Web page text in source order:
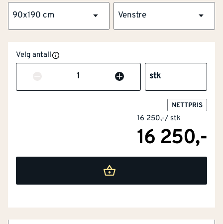
90x190 cm Venstre
Velg antall
Antall stk
NETTPRIS
16 250,-/ stk
16 250,-
Flott overflate og kvistfri karm
Omramming av furu og laminert finér